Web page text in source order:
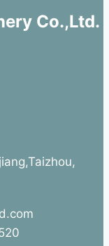
Co.,Ltd.